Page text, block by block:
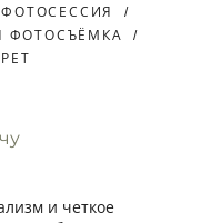
ФОТОСЪЁМКА
и четкое